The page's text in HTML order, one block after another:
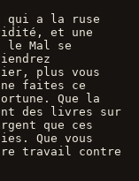
qui a la ruse
et une
le Mal se
plus vous
faites ce
Que la
des livres sur
que ces
Que vous
travail contre